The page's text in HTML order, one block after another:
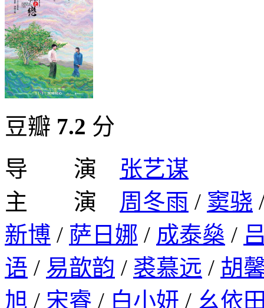
豆瓣 7.2 分
导 演 张艺谋
主 演 周冬雨 / 窦骁
新博 / 萨日娜 / 成泰燊 /
语 / 易歆韵 / 裘慕远 / 胡
旭 / 宋睿 / 白小妍 / 幺依